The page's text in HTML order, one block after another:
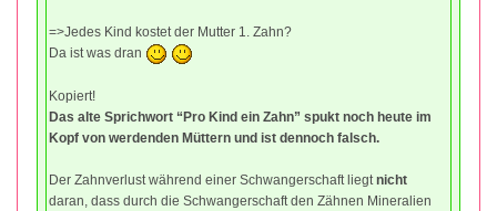
=>Jedes Kind kostet der Mutter 1. Zahn?
Da ist was dran
Kopiert!
Das alte Sprichwort “Pro Kind ein Zahn” spukt noch heute im
Kopf von werdenden Müttern und ist dennoch falsch.
Der Zahnverlust während einer Schwangerschaft liegtnicht
daran, dass durch die Schwangerschaft den Zähnen Mineralien